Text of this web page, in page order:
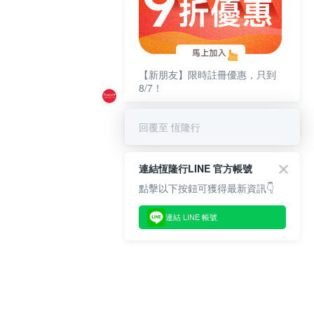
【新朋友】限時註冊優惠，只到
8/7！
回覆至 恆隆行
連結恆隆行LINE 官方帳號
點擊以下按鈕可獲得最新資訊👇
連結 LINE 帳號